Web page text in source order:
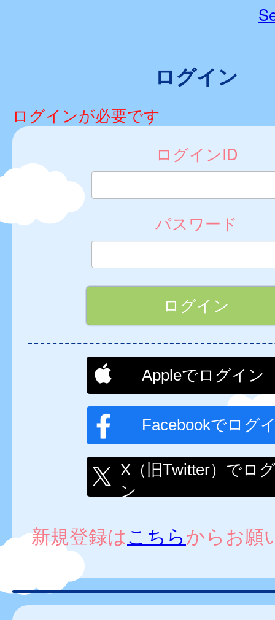
ログイン
ログインが必要です
ログインID
パスワード
Appleでログイン
Facebookでログ
X（旧Twitter）でロ
ン
新規登録はこちらからお願